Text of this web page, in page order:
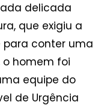
delicada
que exigiu a
conter uma
o homem foi
equipe do
de Urgência